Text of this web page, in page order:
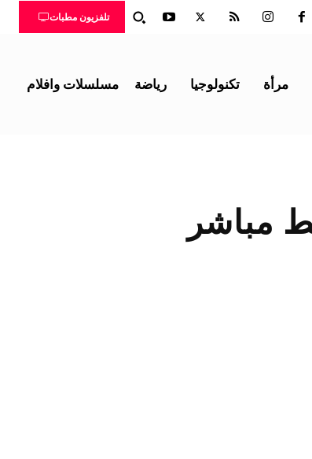
تلفزيون مطبات
مرأة تكنولوجيا رياضة مسلسلات وافلام